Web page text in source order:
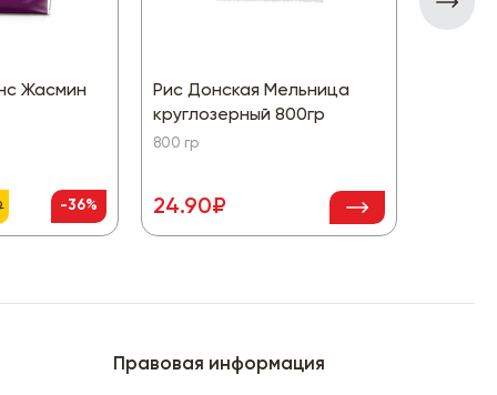
Жасмин
-36%
Рис Донская Мельница
круглозерный 800гр
800 гр
24.90₽
Правовая информация